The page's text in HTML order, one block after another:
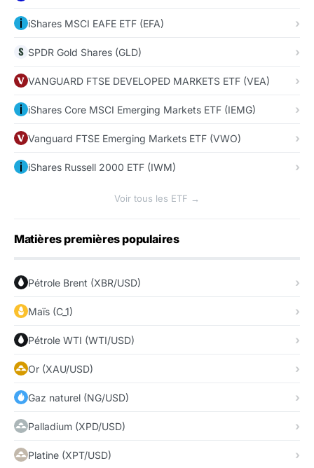
iShares MSCI EAFE ETF (EFA)
SPDR Gold Shares (GLD)
VANGUARD FTSE DEVELOPED MARKETS ETF (VEA)
iShares Core MSCI Emerging Markets ETF (IEMG)
Vanguard FTSE Emerging Markets ETF (VWO)
iShares Russell 2000 ETF (IWM)
Voir tous les ETF →
Matières premières populaires
Pétrole Brent (XBR/USD)
Maïs (C_1)
Pétrole WTI (WTI/USD)
Or (XAU/USD)
Gaz naturel (NG/USD)
Palladium (XPD/USD)
Platine (XPT/USD)